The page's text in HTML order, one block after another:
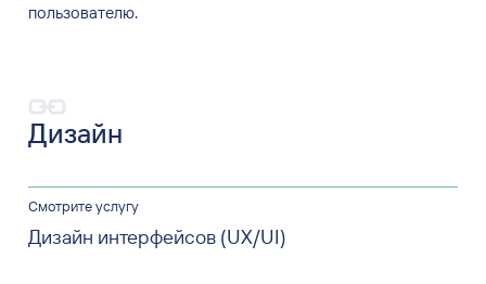
пользователю.
Дизайн
Смотрите услугу
Дизайн интерфейсов (UX/UI)